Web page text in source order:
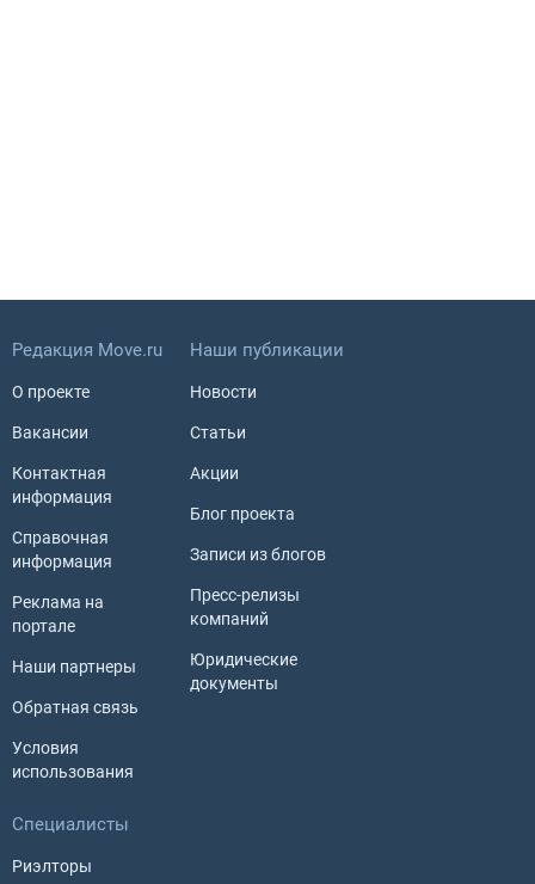
Редакция Move.ru
О проекте
Вакансии
Контактная
информация
Справочная
информация
Реклама на
портале
Наши партнеры
Обратная связь
Условия
использования
Наши публикации
Новости
Статьи
Акции
Блог проекта
Записи из блогов
Пресс-релизы
компаний
Юридические
документы
Специалисты
Риэлторы